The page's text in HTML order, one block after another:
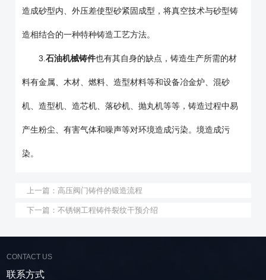
造成砂型内、外压差使型砂紧固成型，将真空技术与砂型铸
造相结合的一种特种铸造工艺方法。
3.石油机械铸件也有其自身的缺点，铸造生产所需的材
料有金属、木材、燃料、造型材料等和设备冶金炉、混砂
机、造型机、造芯机、落砂机、抛丸机等等，铸造过程中易
产生粉尘、有害气体和噪声等对环境造成污染。境造成污
染。
上一篇：高压阀门铸件的锻造流程
下一篇：不锈钢工程铸件裂纹干预介绍
CONTACT US
联系方式